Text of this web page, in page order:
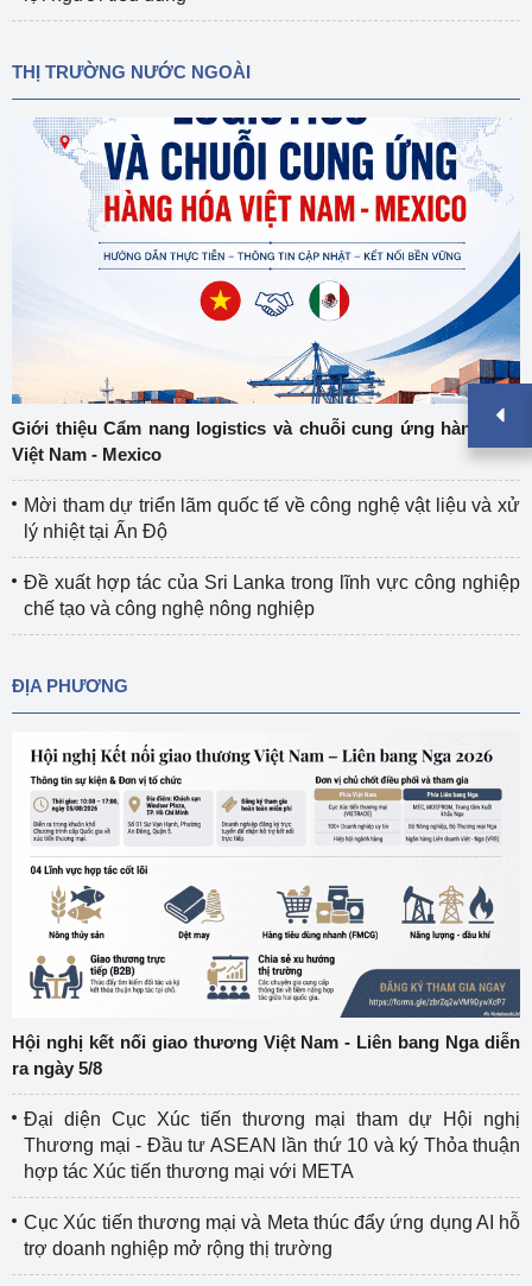
THỊ TRƯỜNG NƯỚC NGOÀI
Giới thiệu Cẩm nang logistics và chuỗi cung ứng hàng hóa
Việt Nam - Mexico
Mời tham dự triển lãm quốc tế về công nghệ vật liệu và xử
lý nhiệt tại Ấn Độ
Đề xuất hợp tác của Sri Lanka trong lĩnh vực công nghiệp
chế tạo và công nghệ nông nghiệp
ĐỊA PHƯƠNG
Hội nghị kết nối giao thương Việt Nam - Liên bang Nga diễn
ra ngày 5/8
Đại diện Cục Xúc tiến thương mại tham dự Hội nghị
Thương mại - Đầu tư ASEAN lần thứ 10 và ký Thỏa thuận
hợp tác Xúc tiến thương mại với META
Cục Xúc tiến thương mại và Meta thúc đẩy ứng dụng AI hỗ
trợ doanh nghiệp mở rộng thị trường